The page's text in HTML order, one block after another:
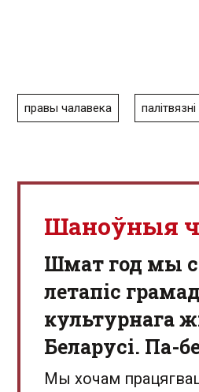
правы чалавека палітвязні
Шаноўныя
Шмат год мы
летапіс
культурнага
Беларусі. Па-
Мы хочам